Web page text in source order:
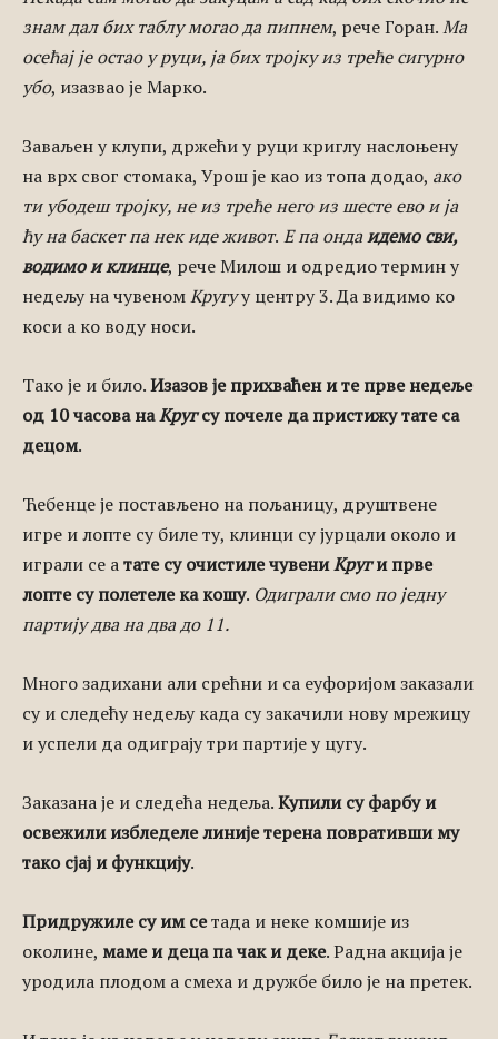
знам дал бих таблу могао да пипнем, рече Горан.Ма
осећај је остао у руци, ја бих тројку из треће сигурно
убо, изазвао је Марко.
Заваљен у клупи, држећи у руци криглу наслоњену
на врх свог стомака, Урош је као из топа додао, ако
ти убодеш тројку, не из треће него из шесте ево и ја
ћу на баскет па нек иде живот. Е па ондаидемо сви,
водимо и клинце, рече Милош и одредио термин у
недељу на чувеномКругуу центру 3. Да видимо ко
коси а ко воду носи.
Тако је и било.Изазов је прихваћен и те прве недеље
од 10 часова наКругсу почеле да пристижу тате са
децом.
Ћебенце је постављено на пољаницу, друштвене
игре и лопте су биле ту, клинци су јурцали около и
играли се атате су очистиле чувениКруги прве
лопте су полетеле ка кошу. Одиграли смо по једну
партију два на два до 11.
Много задихани али срећни и са еуфоријом заказали
су и следећу недељу када су закачили нову мрежицу
и успели да одиграју три партије у цугу.
Заказана је и следећа недеља.Купили су фарбу и
освежили избледеле линије терена повративши му
тако сјај и функцију.
Придружиле су им сетада и неке комшије из
околине, маме и деца па чак и деке. Радна акција је
уродила плодом а смеха и дружбе било је на претек.